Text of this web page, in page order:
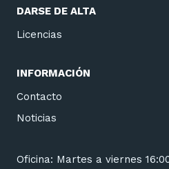
DARSE DE ALTA
Licencias
INFORMACIÓN
Contacto
Noticias
Oficina: Martes a viernes